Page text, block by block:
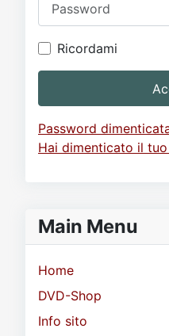
Ricordami
Password
Hai dimenticato il
Main Menu
Home
DVD-Shop
Info sito